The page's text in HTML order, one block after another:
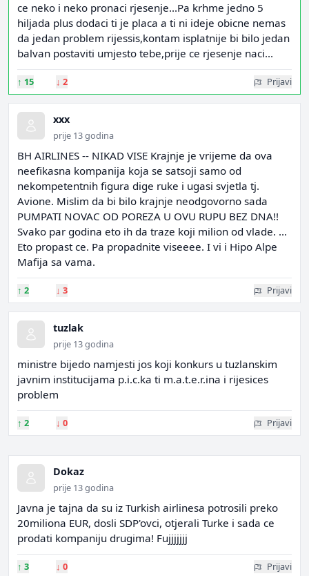
ce neko i neko pronaci rjesenje...Pa krhme jedno 5
hiljada plus dodaci ti je placa a ti ni ideje obicne nemas
da jedan problem rijessis,kontam isplatnije bi bilo jedan
balvan postaviti umjesto tebe,prije ce rjesenje naci...
↑ 15 ↓ 2 Prijavi
xxx
prije 13 godina
BH AIRLINES -- NIKAD VISE Krajnje je vrijeme da ova
neefikasna kompanija koja se satsoji samo od
nekompetentnih figura dige ruke i ugasi svjetla tj.
Avione. Mislim da bi bilo krajnje neodgovorno sada
PUMPATI NOVAC OD POREZA U OVU RUPU BEZ DNA!!
Svako par godina eto ih da traze koji milion od vlade. ...
Eto propast ce. Pa propadnite viseeee. I vi i Hipo Alpe
Mafija sa vama.
↑ 2 ↓ 3 Prijavi
tuzlak
prije 13 godina
ministre bijedo namjesti jos koji konkurs u tuzlanskim
javnim institucijama p.i.c.ka ti m.a.t.e.r.ina i rijesices
problem
↑ 2 ↓ 0 Prijavi
Dokaz
prije 13 godina
Javna je tajna da su iz Turkish airlinesa potrosili preko
20miliona EUR, dosli SDP'ovci, otjerali Turke i sada ce
prodati kompaniju drugima! Fujjjjjjj
↑ 3 ↓ 0 Prijavi